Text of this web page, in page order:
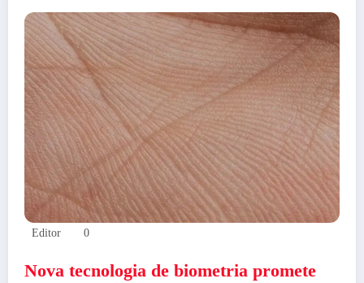
Editor 0
Nova tecnologia de biometria promete